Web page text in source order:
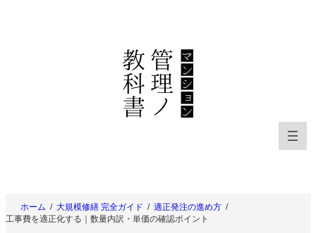
ホーム 大規模修繕 完全ガイド
適正発注の進め方
工事費を適正化する｜数量内訳・単価の確認ポイント